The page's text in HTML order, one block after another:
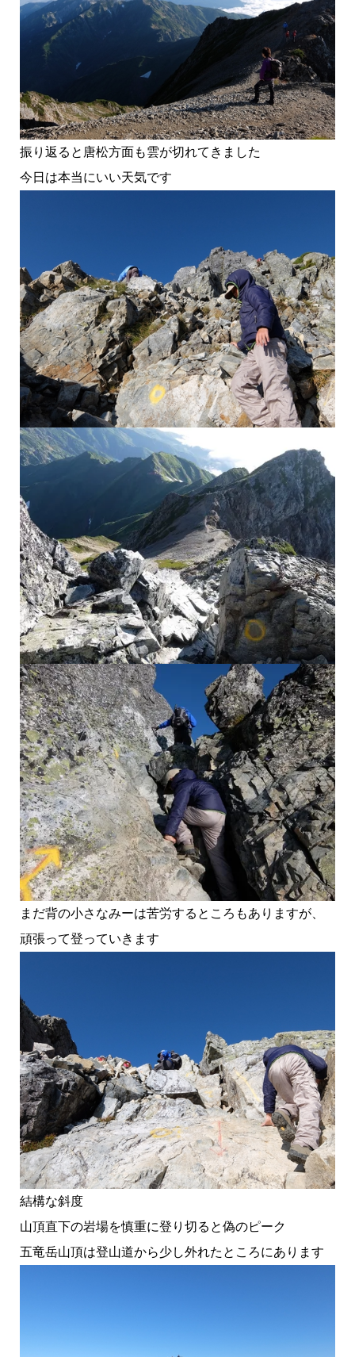
振り返ると唐松方面も雲が切れてきました
今日は本当にいい天気です
まだ背の小さなみーは苦労するところもありますが、
頑張って登っていきます
結構な斜度
山頂直下の岩場を慎重に登り切ると偽のピーク
五竜岳山頂は登山道から少し外れたところにあります